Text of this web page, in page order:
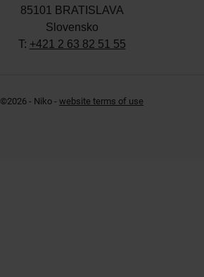
85101 BRATISLAVA
Slovensko
T: +421 2 63 82 51 55
©2026 - Niko - website terms of use